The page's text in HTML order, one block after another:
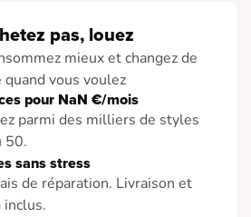
pas, louez
mieux et changez de
quand vous voulez
pour NaN €/mois
parmi des milliers de styles
50.
sans stress
de réparation. Livraison et
inclus.